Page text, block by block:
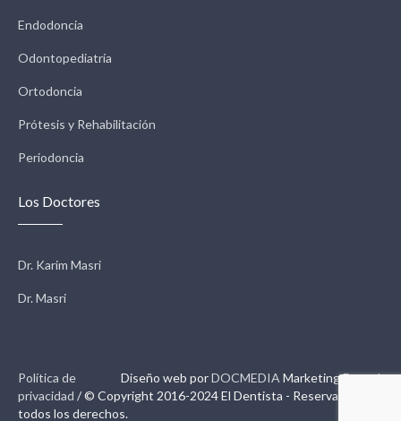
Endodoncia
Odontopediatría
Ortodoncia
Prótesis y Rehabilitación
Periodoncia
Los Doctores
Dr. Karim Masri
Dr. Masri
Diseño web porDOCMEDIA Marketing Dental.
Política de
privacidad / © Copyright 2016-2024 El Dentista - Reservados
todos los derechos.